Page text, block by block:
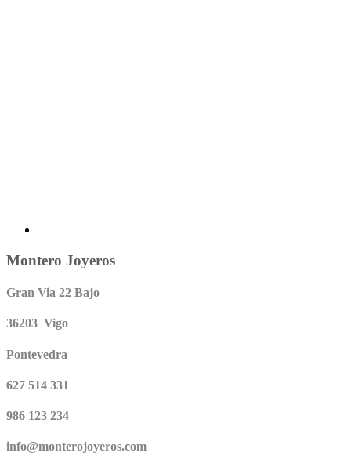
Montero Joyeros
Gran Via 22 Bajo
36203 Vigo
Pontevedra
627 514 331
986 123 234
info@monterojoyeros.com